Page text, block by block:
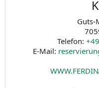
Guts-
Telefon:
E-Mail: